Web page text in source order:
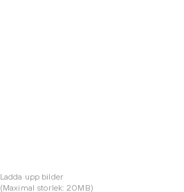
Ladda upp bilder
(Maximal storlek: 20MB)